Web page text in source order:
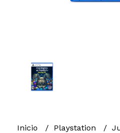
Inicio Playstation